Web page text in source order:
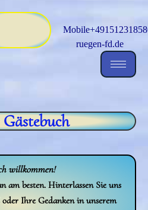
ruegen-fd.de
willkommen!
am besten. Hinterlassen Sie uns
Ihre Gedanken in unserem